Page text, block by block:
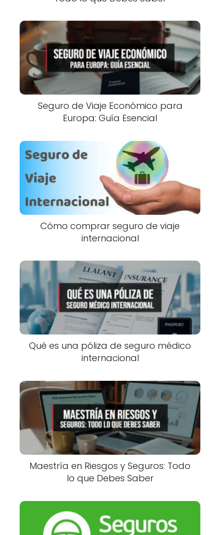
Seguro de Viaje Económico para
Europa: Guía Esencial
Cómo comprar seguro de viaje
internacional
Qué es una póliza de seguro médico
internacional
Maestría en Riesgos y Seguros: Todo
lo que Debes Saber